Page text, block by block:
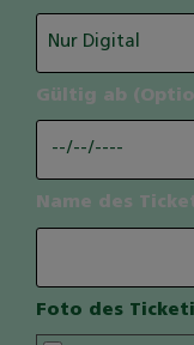
Gültig ab
Name des
Foto des